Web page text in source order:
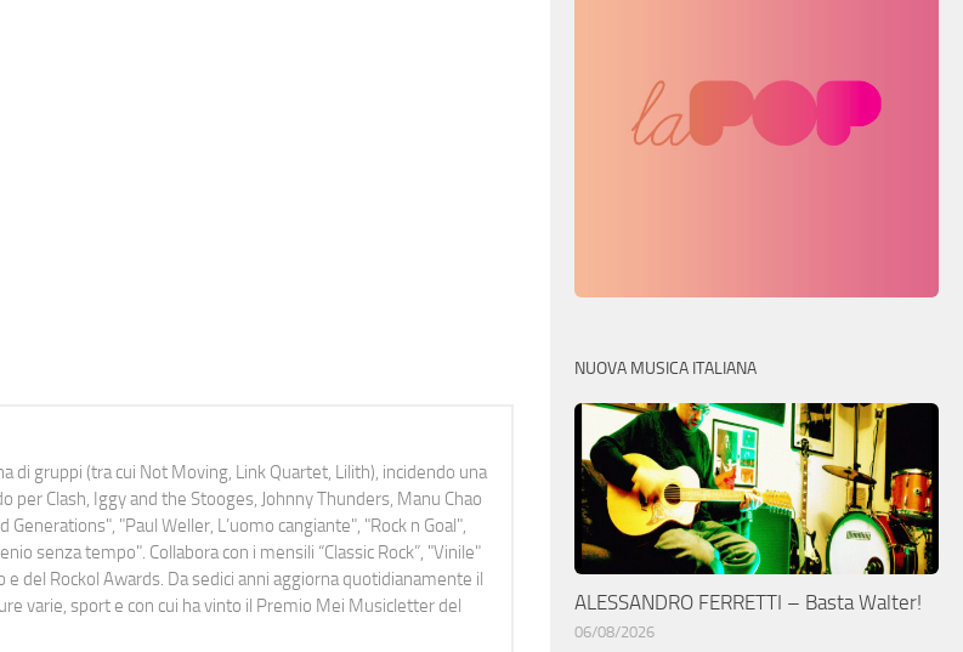
gruppi (tra cui Not Moving, Link Quartet, Lilith), incidendo una
per Clash, Iggy and the Stooges, Johnny Thunders, Manu Chao
"Paul Weller, L’uomo cangiante", "Rock n Goal",
senza tempo". Collabora con i mensili “Classic Rock”, "Vinile"
del Rockol Awards. Da sedici anni aggiorna quotidianamente il
varie, sport e con cui ha vinto il Premio Mei Musicletter del
NUOVA MUSICA ITALIANA
ALESSANDRO FERRETTI – Basta Walter!
06/08/2026